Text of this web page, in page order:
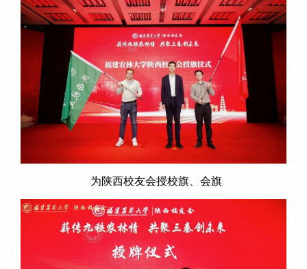
为陕西校友会授校旗、会旗